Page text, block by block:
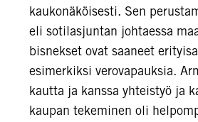
kaukonäköisesti. Sen
eli sotilasjuntan johtaessa
bisnekset ovat saaneet
esimerkiksi verovapauksia.
kautta ja kanssa yhteistyö ja
kaupan tekeminen oli